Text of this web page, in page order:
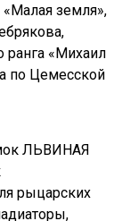
земля»,
ранга «Михаил
по Цемесской
ЛЬВИНАЯ
рыцарских